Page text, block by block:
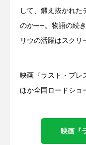
して、鍛え抜かれた
のか――。物語の続
リウの活躍はスクリ
映画『ラスト・ブレ
ほか全国ロードショ
映画『